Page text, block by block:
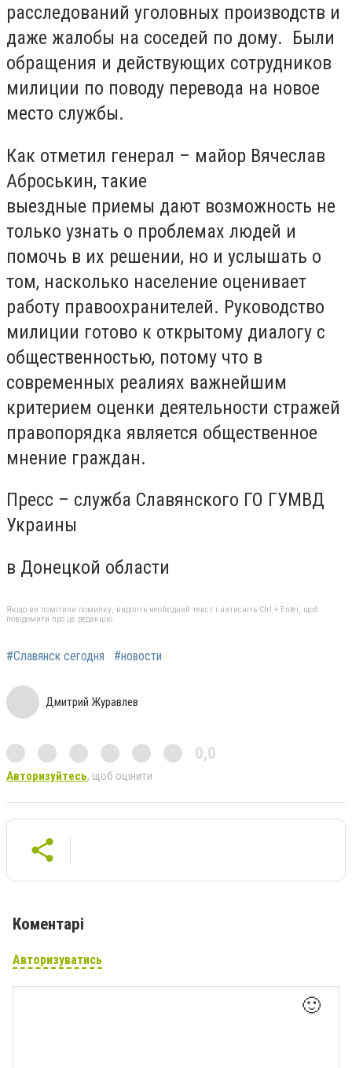
расследований уголовных производств и
даже жалобы на соседей по дому. Были
обращения и действующих сотрудников
милиции по поводу перевода на новое
место службы.
Как отметил генерал – майор Вячеслав
Аброськин, такие
выездные приемы дают возможность не
только узнать о проблемах людей и
помочь в их решении, но и услышать о
том, насколько население оценивает
работу правоохранителей. Руководство
милиции готово к открытому диалогу с
общественностью, потому что в
современных реалиях важнейшим
критерием оценки деятельности стражей
правопорядка является общественное
мнение граждан.
Пресс – служба Славянского ГО ГУМВД
Украины
в Донецкой области
Якщо ви помітили помилку, виділіть необхідний текст і натисніть Ctrl + Enter, щоб
повідомити про це редакцію
#Славянск сегодня #новости
Дмитрий Журавлев
0,0
Авторизуйтесь, щоб оцінити
Коментарі
Авторизуватись
🙂